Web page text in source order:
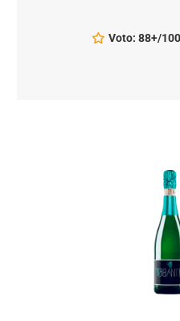
Voto: 88+/100